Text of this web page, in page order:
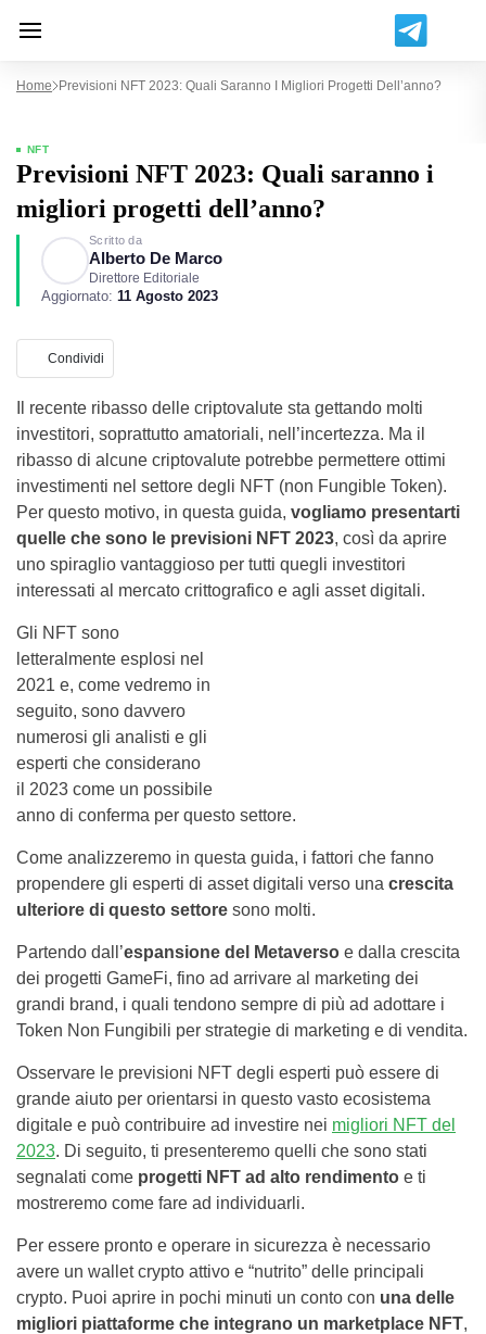
Home Previsioni NFT 2023: Quali Saranno I Migliori Progetti Dell’anno?
NFT
Previsioni NFT 2023: Quali saranno i
migliori progetti dell’anno?
Scritto da
Alberto De Marco
Direttore Editoriale
Aggiornato: 11 Agosto 2023
Condividi
Il recente ribasso delle criptovalute sta gettando molti
investitori, soprattutto amatoriali, nell’incertezza. Ma il
ribasso di alcune criptovalute potrebbe permettere ottimi
investimenti nel settore degli NFT (non Fungible Token).
Per questo motivo, in questa guida, vogliamo presentarti
quelle che sono le previsioni NFT 2023, così da aprire
uno spiraglio vantaggioso per tutti quegli investitori
interessati al mercato crittografico e agli asset digitali.
Gli NFT sono
letteralmente esplosi nel
2021 e, come vedremo in
seguito, sono davvero
numerosi gli analisti e gli
esperti che considerano
il 2023 come un possibile
anno di conferma per questo settore.
Come analizzeremo in questa guida, i fattori che fanno
propendere gli esperti di asset digitali verso una crescita
ulteriore di questo settore sono molti.
Partendo dall’espansione del Metaverso e dalla crescita
dei progetti GameFi, fino ad arrivare al marketing dei
grandi brand, i quali tendono sempre di più ad adottare i
Token Non Fungibili per strategie di marketing e di vendita.
Osservare le previsioni NFT degli esperti può essere di
grande aiuto per orientarsi in questo vasto ecosistema
digitale e può contribuire ad investire nei migliori NFT del
2023. Di seguito, ti presenteremo quelli che sono stati
segnalati come progetti NFT ad alto rendimento e ti
mostreremo come fare ad individuarli.
Per essere pronto e operare in sicurezza è necessario
avere un wallet crypto attivo e “nutrito” delle principali
crypto. Puoi aprire in pochi minuti un conto con una delle
migliori piattaforme che integrano un marketplace NFT,